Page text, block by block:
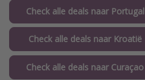
Check alle deals naar Portugal
Check alle deals naar Kroatië
Check alle deals naar Curaçao